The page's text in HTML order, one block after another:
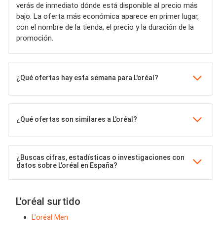
verás de inmediato dónde está disponible al precio más
bajo. La oferta más económica aparece en primer lugar,
con el nombre de la tienda, el precio y la duración de la
promoción.
¿Qué ofertas hay esta semana para L'oréal?
¿Qué ofertas son similares a L'oréal?
¿Buscas cifras, estadísticas o investigaciones con
datos sobre L'oréal en España?
L'oréal surtido
L'oréal Men